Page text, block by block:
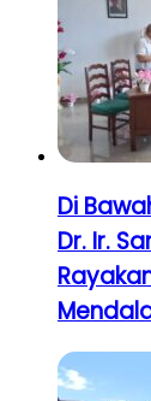
Di
Dr. Ir.